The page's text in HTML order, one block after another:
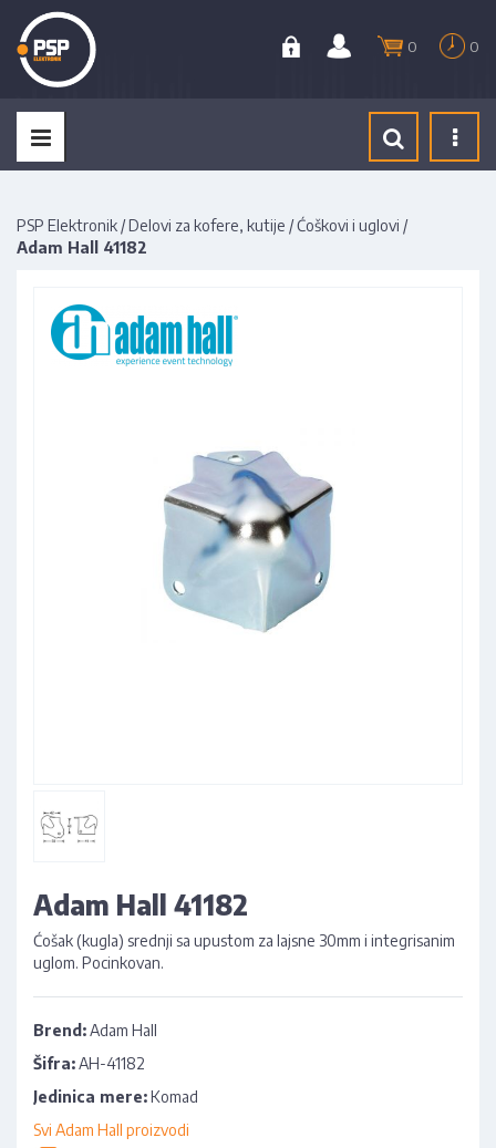
0 0
PSP Elektronik /Delovi za kofere, kutije /Ćoškovi i uglovi /
Adam Hall 41182
Adam Hall 41182
Ćošak (kugla) srednji sa upustom za lajsne 30mm i integrisanim
uglom. Pocinkovan.
Brend:Adam Hall
Šifra:AH-41182
Jedinica mere:Komad
Svi Adam Hall proizvodi